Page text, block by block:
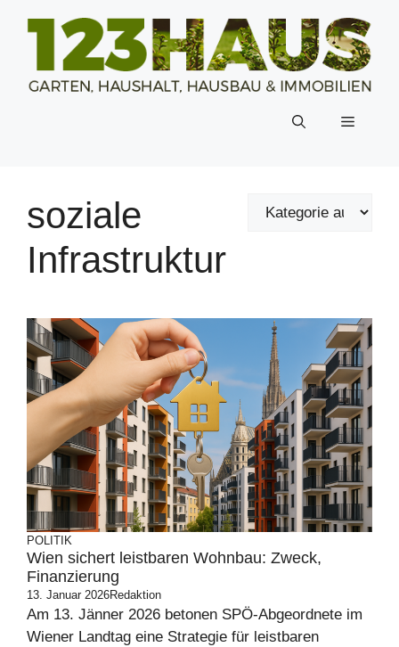
Inhalt
Menü
soziale
Infrastruktur
POLITIK
Wien sichert leistbaren Wohnbau: Zweck,
Finanzierung
13. Januar 2026Redaktion
Am 13. Jänner 2026 betonen SPÖ-Abgeordnete im
Wiener Landtag eine Strategie für leistbaren